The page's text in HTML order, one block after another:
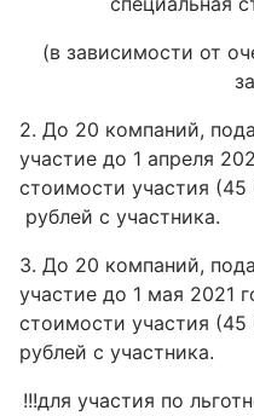
(в зависимости от
2. До 20 компаний,
участие до 1 апреля
стоимости участия
рублей с участника.
3. До 20 компаний,
участие до 1 мая 2021
стоимости участия
рублей с участника.
!!!для участия по